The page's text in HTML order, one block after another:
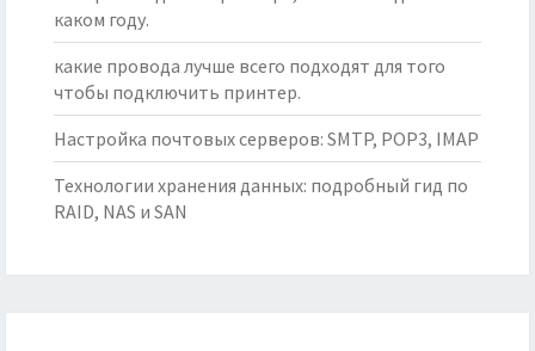
каком году.
какие провода лучше всего подходят для того
чтобы подключить принтер.
Настройка почтовых серверов: SMTP, POP3, IMAP
Технологии хранения данных: подробный гид по
RAID, NAS и SAN